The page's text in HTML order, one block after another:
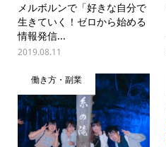
メルボルンで「好きな自分で
生きていく！ゼロから始める
情報発信...
2019.08.11
働き方・副業